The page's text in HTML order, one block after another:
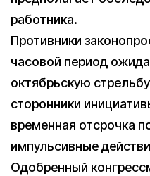
работника.
Противники
часовой период
октябрьскую
сторонники
временная отсрочка
импульсивные
Одобренный